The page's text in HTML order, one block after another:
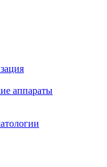
аппараты